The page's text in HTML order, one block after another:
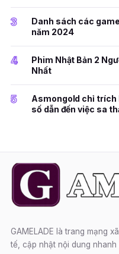
3
Danh sách các
năm 2024
4
Phim Nhật Bản 2
Nhất
5
Asmongold chỉ trích
số dẫn đến việc sa
GAMELADE là trang mạng
tế, cập nhật nội dung nhanh